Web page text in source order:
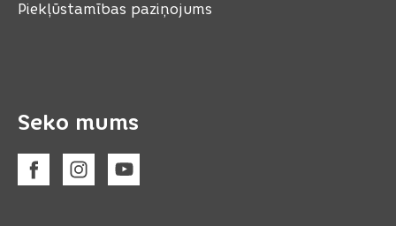
Piekļūstamības paziņojums
Seko mums